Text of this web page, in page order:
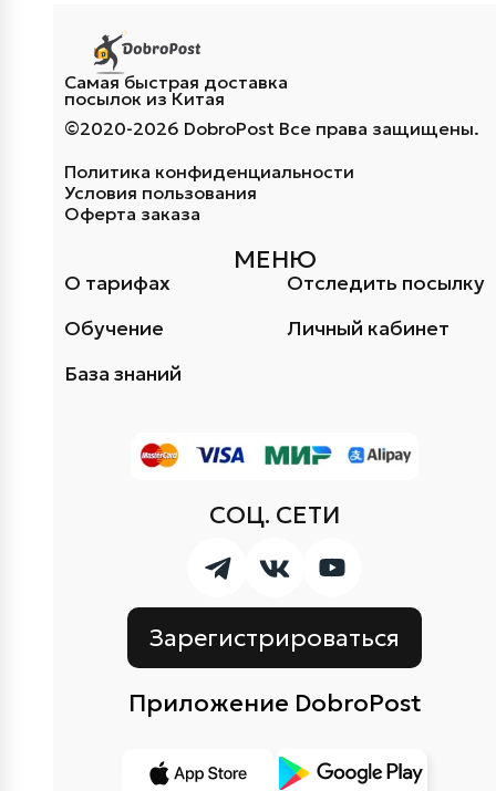
Самая быстрая доставка
посылок из Китая
©2020-2026 DobroPost Все права защищены.
Политика конфиденциальности
Условия пользования
Оферта заказа
МЕНЮ
О тарифах
База знаний
Отследить посылку
Обучение
Личный кабинет
СОЦ. СЕТИ
Зарегистрироваться
Приложение DobroPost